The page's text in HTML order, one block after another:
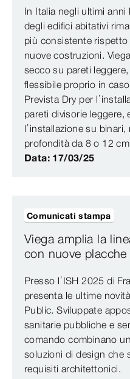
In Italia negli ultimi
degli edifici abitativi
più consistente rispetto
nuove costruzioni.
secco su pareti
flessibile proprio in
Prevista Dry per
pareti divisorie leggere,
l’installazione su
profondità da 8 o 12
Data: 17/03/25
Viega amplia la
con nuove
Presso l’ISH 2025 di
presenta le ultime
Public. Sviluppate
sanitarie pubbliche e
comando combinano
soluzioni di design che
requisiti architettonici.
Comunicati stampa